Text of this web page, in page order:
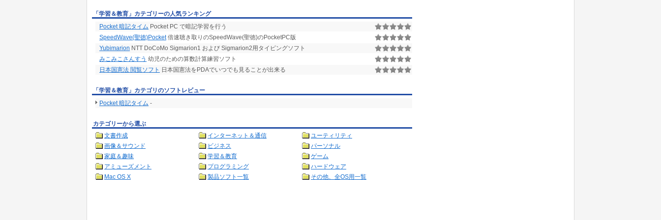
「学習＆教育」カテゴリーの人気ランキング
Pocket 暗記タイム Pocket PC で暗記学習を行う
SpeedWave(聖徳)Pocket倍速聴き取りのSpeedWave(聖徳)のPocketPC版
Yubimarion NTT DoCoMo Sigmarion1 および Sigmarion2用タイピングソフト
みこみこさんすう 幼児のための算数計算練習ソフト
日本国憲法 閲覧ソフト 日本国憲法をPDAでいつでも見ることが出来る
「学習＆教育」カテゴリのソフトレビュー
Pocket 暗記タイム -
カテゴリーから選ぶ
文書作成
インターネット＆通信
ユーティリティ
画像＆サウンド
ビジネス
パーソナル
家庭＆趣味
学習＆教育
ゲーム
アミューズメント
プログラミング
ハードウェア
Mac OS X
製品ソフト一覧 その他、全OS用一覧